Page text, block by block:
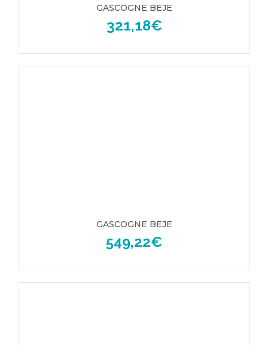
GASCOGNE BEJE
321,18€
GASCOGNE BEJE
549,22€